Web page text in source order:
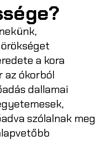
a kora
az ókorból
dallamai
szólalnak meg